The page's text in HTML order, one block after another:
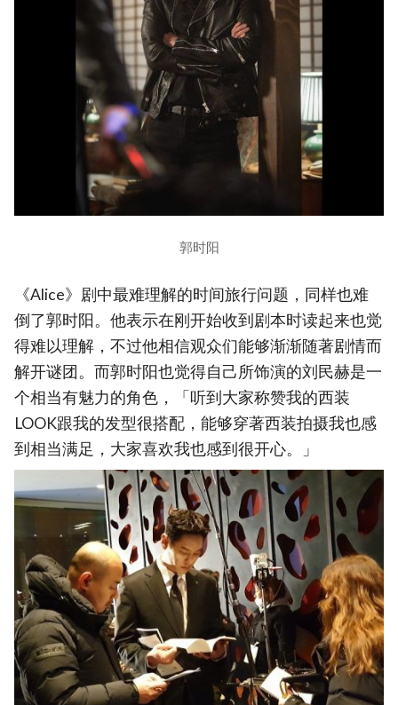
郭时阳
《Alice》剧中最难理解的时间旅行问题，同样也难
倒了郭时阳。他表示在刚开始收到剧本时读起来也觉
得难以理解，不过他相信观众们能够渐渐随著剧情而
解开谜团。而郭时阳也觉得自己所饰演的刘民赫是一
个相当有魅力的角色，「听到大家称赞我的西装
LOOK跟我的发型很搭配，能够穿著西装拍摄我也感
到相当满足，大家喜欢我也感到很开心。」